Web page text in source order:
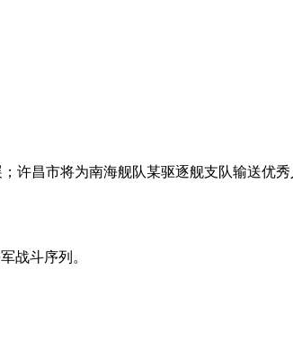
许昌市将为南海舰队某驱逐舰支队输送优
战斗序列。